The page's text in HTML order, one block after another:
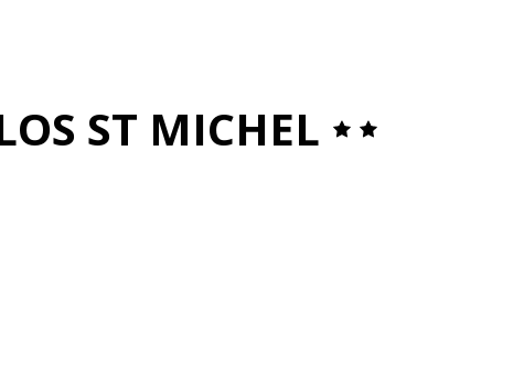
ST MICHEL